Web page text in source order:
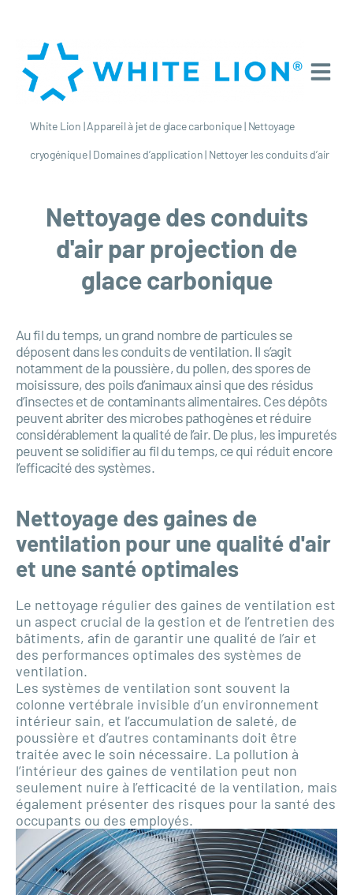
White Lion |Appareil à jet de glace carbonique| Nettoyage
cryogénique| Domaines d’application| Nettoyer les conduits d’air
Nettoyage des conduits
d'air par projection de
glace carbonique
Au fil du temps, un grand nombre de particules se
déposent dans les conduits de ventilation. Il s’agit
notamment de la poussière, du pollen, des spores de
moisissure, des poils d’animaux ainsi que des résidus
d’insectes et de contaminants alimentaires. Ces dépôts
peuvent abriter des microbes pathogènes et réduire
considérablement la qualité de l’air. De plus, les impuretés
peuvent se solidifier au fil du temps, ce qui réduit encore
l’efficacité des systèmes.
Nettoyage des gaines de
ventilation pour une qualité d'air
et une santé optimales
Le nettoyage régulier des gaines de ventilation est
un aspect crucial de la gestion et de l’entretien des
bâtiments, afin de garantir une qualité de l’air et
des performances optimales des systèmes de
ventilation.
Les systèmes de ventilation sont souvent la
colonne vertébrale invisible d’un environnement
intérieur sain, et l’accumulation de saleté, de
poussière et d’autres contaminants doit être
traitée avec le soin nécessaire. La pollution à
l’intérieur des gaines de ventilation peut non
seulement nuire à l’efficacité de la ventilation, mais
également présenter des risques pour la santé des
occupants ou des employés.